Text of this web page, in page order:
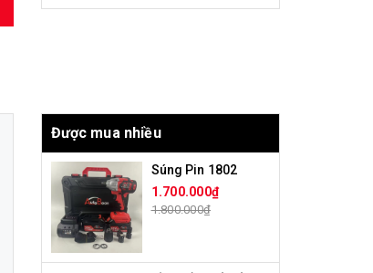
Được mua nhiều
Súng Pin 1802
1.700.000₫
1.800.000₫